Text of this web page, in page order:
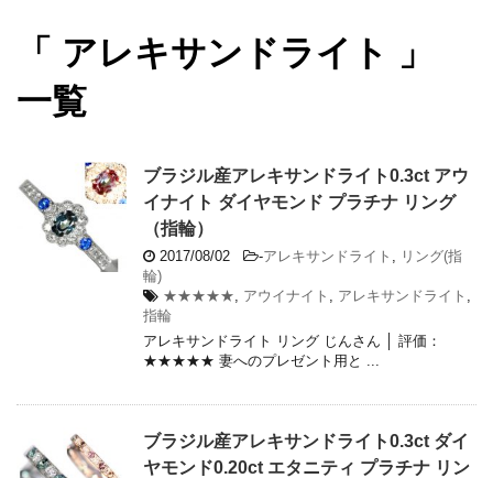
「 アレキサンドライト 」
一覧
ブラジル産アレキサンドライト0.3ct アウ
イナイト ダイヤモンド プラチナ リング
（指輪）
2017/08/02 -アレキサンドライト
リング(指
輪)
★★★★★
アウイナイト アレキサンドライト
指輪
アレキサンドライト リング じんさん │ 評価：
★★★★★ 妻へのプレゼント用と ...
ブラジル産アレキサンドライト0.3ct ダイ
ヤモンド0.20ct エタニティ プラチナ リン